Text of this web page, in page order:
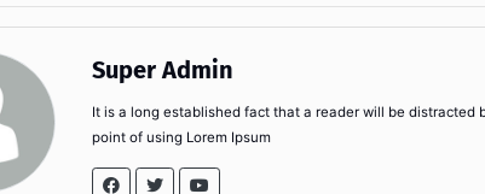
Super Admin
It is a long established fact that a reader will be
point of using Lorem Ipsum